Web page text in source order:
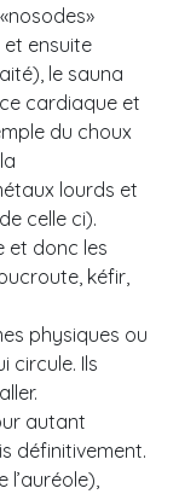
ensuite
le sauna
cardiaque et
du choux
lourds et
celle ci).
et donc les
kéfir,
physiques ou
circule. Ils
autant
définitivement.